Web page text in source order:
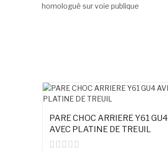
homologué sur voie publique
PARE CHOC ARRIERE Y61 GU4
AVEC PLATINE DE TREUIL